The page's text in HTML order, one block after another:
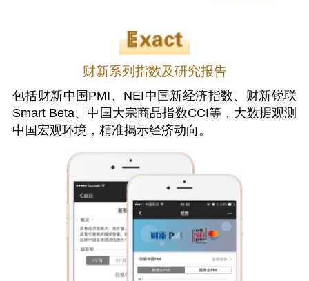
财新系列指数及研究报告
包括财新中国PMI、NEI中国新经济指数、财新锐联
Smart Beta、中国大宗商品指数CCI等，大数据观测
中国宏观环境，精准揭示经济动向。